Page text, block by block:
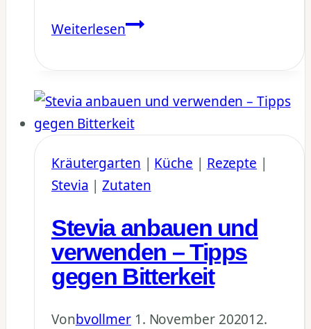
WeiterlesenStevia
Süßkraut
eigenen
Garten
ziehen
Kräutergarten | Küche | Rezepte |
Stevia |Zutaten
Stevia anbauen und
verwenden – Tipps
gegen Bitterkeit
Vonbvollmer 1. November 202012.